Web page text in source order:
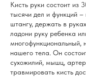
Кисть руки состоит из
тысячи дел и функций
штангу, держать в
ладони руку ребенка
многофункциональный,
нашего тела. Он
сухожилий, мышц,
травмировать кисть